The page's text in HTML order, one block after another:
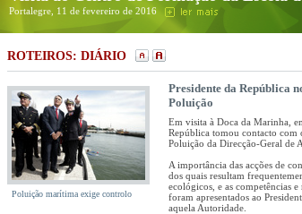
Portalegre, 11 de fevereiro de 2016
ROTEIROS: DIÁRIO
Poluição marítima exige controlo
Presidente da República
Poluição
Em visita à Doca da Marinha,
República tomou contacto com
Poluição da Direcção-Geral de
A importância das acções de
dos quais resultam
ecológicos, e as competências
foram apresentados ao
aquela Autoridade.